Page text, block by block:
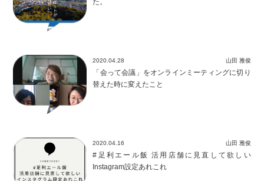
た。
2020.04.28
「会って会議」をオンラインミーティングに切り
替えた時に変えたこと
山田 雅俊
2020.04.16
#足利エール飯 活用店舗に見直して欲しい
Instagram設定あれこれ
山田 雅俊